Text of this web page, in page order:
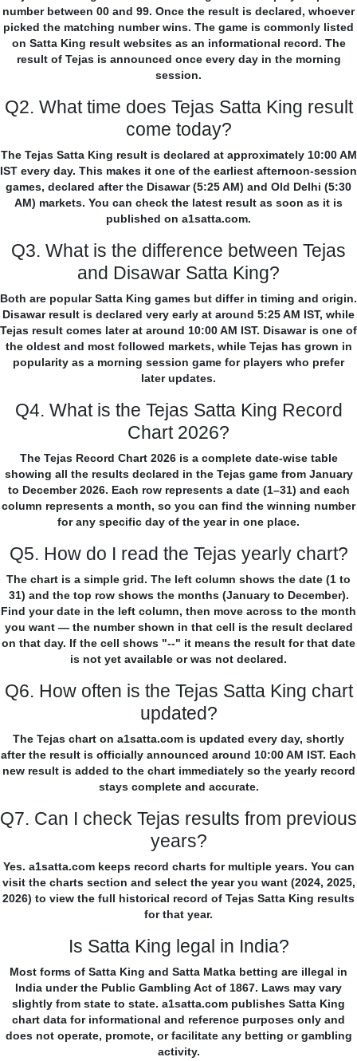
number between 00 and 99. Once the result is declared, whoever
picked the matching number wins. The game is commonly listed
on Satta King result websites as an informational record. The
result of Tejas is announced once every day in the morning
session.
Q2. What time does Tejas Satta King result
come today?
The Tejas Satta King result is declared at approximately 10:00 AM
IST every day. This makes it one of the earliest afternoon-session
games, declared after the Disawar (5:25 AM) and Old Delhi (5:30
AM) markets. You can check the latest result as soon as it is
published on a1satta.com.
Q3. What is the difference between Tejas
and Disawar Satta King?
Both are popular Satta King games but differ in timing and origin.
Disawar result is declared very early at around 5:25 AM IST, while
Tejas result comes later at around 10:00 AM IST. Disawar is one of
the oldest and most followed markets, while Tejas has grown in
popularity as a morning session game for players who prefer
later updates.
Q4. What is the Tejas Satta King Record
Chart 2026?
The Tejas Record Chart 2026 is a complete date-wise table
showing all the results declared in the Tejas game from January
to December 2026. Each row represents a date (1–31) and each
column represents a month, so you can find the winning number
for any specific day of the year in one place.
Q5. How do I read the Tejas yearly chart?
The chart is a simple grid. The left column shows the date (1 to
31) and the top row shows the months (January to December).
Find your date in the left column, then move across to the month
you want — the number shown in that cell is the result declared
on that day. If the cell shows "--" it means the result for that date
is not yet available or was not declared.
Q6. How often is the Tejas Satta King chart
updated?
The Tejas chart on a1satta.com is updated every day, shortly
after the result is officially announced around 10:00 AM IST. Each
new result is added to the chart immediately so the yearly record
stays complete and accurate.
Q7. Can I check Tejas results from previous
years?
Yes. a1satta.com keeps record charts for multiple years. You can
visit the charts section and select the year you want (2024, 2025,
2026) to view the full historical record of Tejas Satta King results
for that year.
Is Satta King legal in India?
Most forms of Satta King and Satta Matka betting are illegal in
India under the Public Gambling Act of 1867. Laws may vary
slightly from state to state. a1satta.com publishes Satta King
chart data for informational and reference purposes only and
does not operate, promote, or facilitate any betting or gambling
activity.